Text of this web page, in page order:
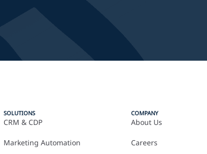
SOLUTIONS
CRM & CDP
Marketing Automation
COMPANY
About Us
Careers